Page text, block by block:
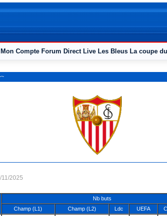
Mon Compte Forum Direct Live Les Bleus La coupe
2025
Nb buts
Champ (L1)
Champ (L2) Ldc UEFA